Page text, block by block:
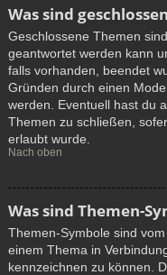
Was sind
Geschlossene Themen
geantwortet werden kann
falls vorhanden, beendet
Gründen durch einen
werden. Eventuell hast du
Themen zu schließen,
erlaubt wurde.
Nach oben
Was sind Themen-
Themen-Symbole sind
einem Thema in
kennzeichnen zu können.